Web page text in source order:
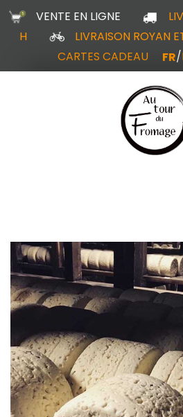
VENTE EN LIGNE
H
LIVRAISON ROYAN
CARTES CADEAU
FR/